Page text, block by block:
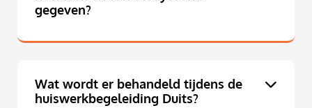
gegeven?
Wat wordt er behandeld tijdens de
huiswerkbegeleiding Duits?